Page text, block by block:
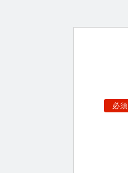
必須